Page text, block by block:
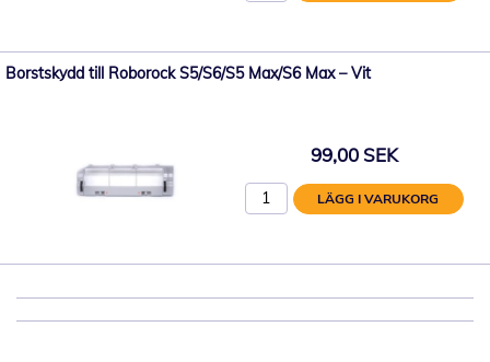
Borstskydd till Roborock S5/S6/S5 Max/S6 Max – Vit
99,00 SEK
LÄGG I VARUKORG